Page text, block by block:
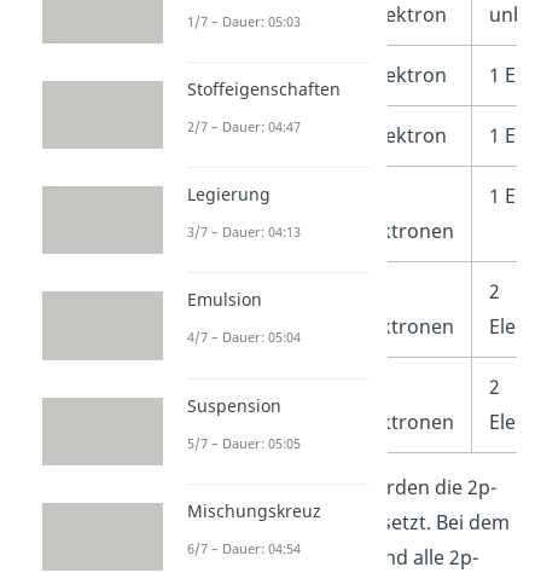
Bor 1 Elektron
1 Elektron 1
Stickstoff 1 Elektron 1
Sauerstoff
Elektronen
1
Fluor
Elektronen
2
Elektronen
2
(O) werden die 2p-
Orbitale zweifach besetzt. Bei dem
EdelgasNeon
(Ne) sind alle 2p-
1/7 – Dauer: 05:03
Stoffeigenschaften
2/7 – Dauer: 04:47
Legierung
3/7 – Dauer: 04:13
Emulsion
4/7 – Dauer: 05:04
Suspension
5/7 – Dauer: 05:05
Mischungskreuz
6/7 – Dauer: 04:54